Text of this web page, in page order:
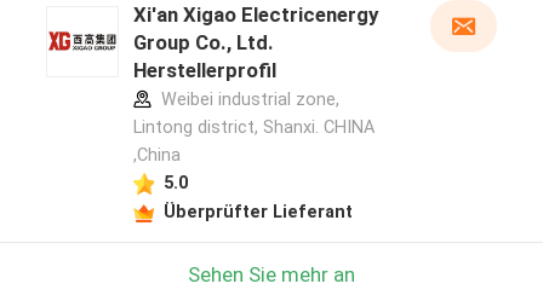
Xi'an Xigao Electricenergy
Group Co., Ltd.
Herstellerprofil
Weibei industrial zone,
Lintong district, Shanxi. CHINA
,China
5.0
Überprüfter Lieferant
Sehen Sie mehr an